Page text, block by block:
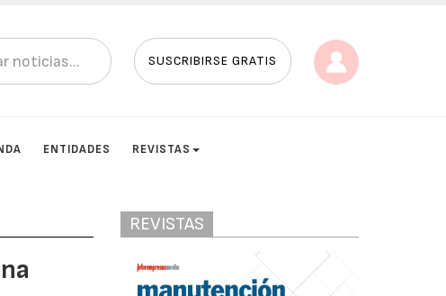
SUSCRIBIRSE GRATIS
ENTIDADES REVISTAS
REVISTAS